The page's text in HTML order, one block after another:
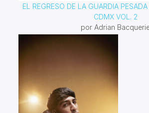
EL REGRESO DE LA GUARDIA
CDMX VOL. 2
por Adrian